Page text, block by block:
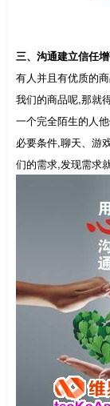
三、沟通建立信任
有人并且有优质的
我们的商品呢,那就
一个完全陌生的人
必要条件,聊天、游
们的需求,发现需求